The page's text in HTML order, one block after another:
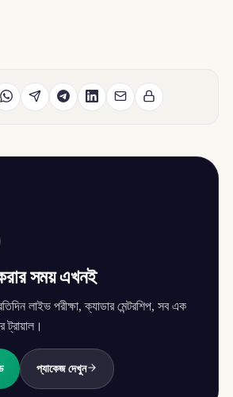
সময় এখনই
লাইভ পরীক্ষা, ক্যাডার মেন্টরশিপ, সব এক
ট্রায়াল।
প্যাকেজ দেখুন